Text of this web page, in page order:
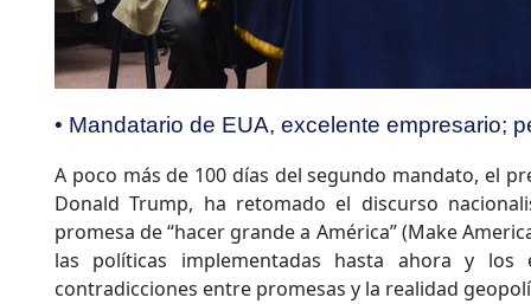
• Mandatario de EUA, excelente empresario;
A poco más de 100 días del segundo mandato, el
Donald Trump, ha retomado el discurso
promesa de “hacer grande a América” (Make
las políticas implementadas hasta ahora y los
contradicciones entre promesas y la realidad